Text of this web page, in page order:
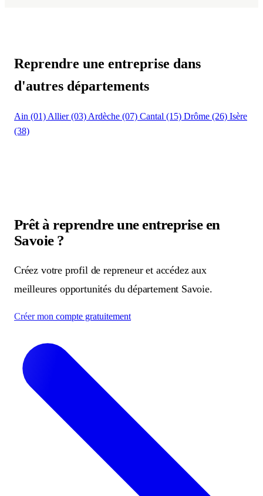
Reprendre une entreprise dans
d'autres départements
Ain (01) Allier (03) Ardèche (07) Cantal (15) Drôme (26) Isère
(38)
Prêt à reprendre une entreprise en
Savoie ?
Créez votre profil de repreneur et accédez aux
meilleures opportunités du département Savoie.
Créer mon compte gratuitement